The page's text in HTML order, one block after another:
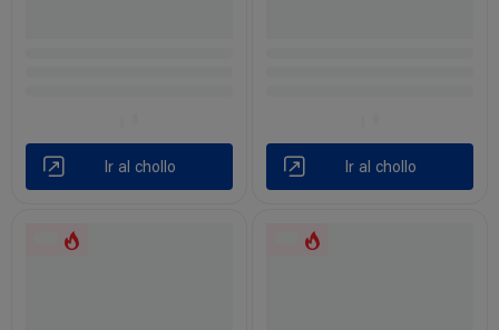
Ir al chollo Ir al chollo